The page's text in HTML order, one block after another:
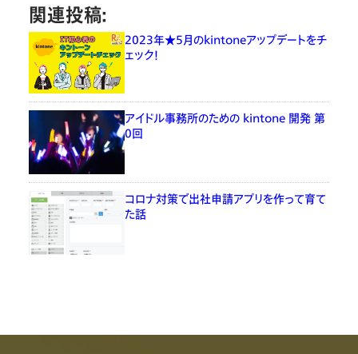
関連投稿:
2023年★5月のkintoneアップデートをチ
ェック！
アイドル事務所のための kintone 開発 第
0回
コロナ対策で出社申請アプリを作って育て
た話